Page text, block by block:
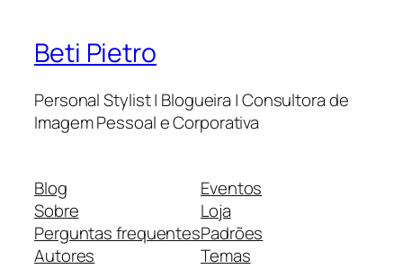
Beti Pietro
Personal Stylist | Blogueira | Consultora de
Imagem Pessoal e Corporativa
Blog
Sobre
Perguntas frequentes
Autores
Eventos
Loja
Padrões
Temas